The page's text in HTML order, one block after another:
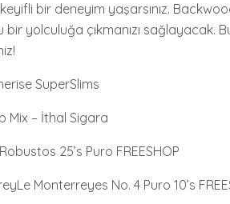
bir deneyim yaşarsınız.
bir yolculuğa çıkmanızı sağlayacak.
SuperSlims
Mix – İthal Sigara
25’s Puro FREESHOP
Monterreyes No. 4 Puro 10’s